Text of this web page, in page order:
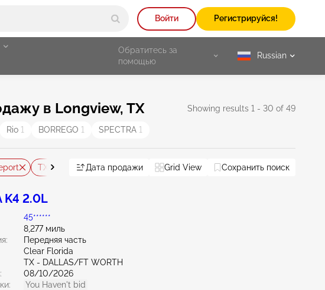
Войти Регистрируйся!
Обратитесь за
помощью
selected
Russian
в Longview, TX Showing results 1 - 30 of 49
Rio 1 BORREGO 1 SPECTRA 1
TX - Dallas TX - Dallas/ft Worth TX - Fort Worth North
Дата продажи Grid View Сохранить поиск
K4 2.0L
45******
8,277 миль
Передняя часть
Clear Florida
TX - DALLAS/FT WORTH
08/10/2026
You Haven't bid